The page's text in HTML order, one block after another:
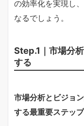
の効率化を実現し
なるでしょう。
Step.1｜市場分
する
市場分析とビジョ
する最重要ステップ